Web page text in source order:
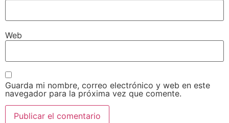
Web
Guarda mi nombre, correo electrónico y web en este
navegador para la próxima vez que comente.